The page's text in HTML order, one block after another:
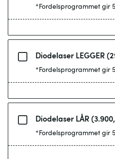
*Fordelsprogrammet gir
Diodelaser LEGGER
*Fordelsprogrammet gir
Diodelaser LÅR
*Fordelsprogrammet gir